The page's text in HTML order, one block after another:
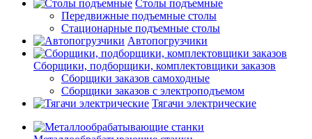
Столы подъемные
Передвижные подъемные столы
Стационарные подъемные столы
Автопогрузчики
Сборщики, подборщики, комплектовщики заказов
Сборщики заказов самоходные
Сборщики заказов с электроподъемом
Тягачи электрические